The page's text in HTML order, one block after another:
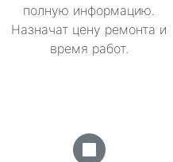
полную информацию.
Назначат цену ремонта и
время работ.